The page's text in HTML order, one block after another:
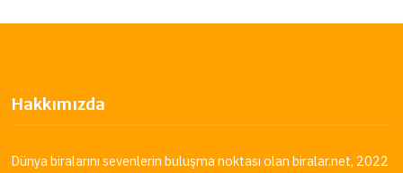
Hakkımızda
Dünya biralarını sevenlerin buluşma noktası olan biralar.net, 2022